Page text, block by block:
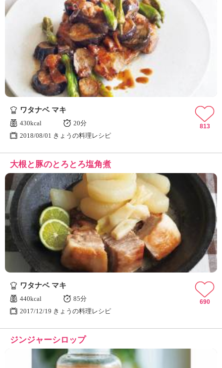
ワタナベ マキ
430kcal
20分
2018/08/01 きょうの料理レシピ
813
大根と豚のとろとろ塩角煮
ワタナベ マキ
440kcal
85分
2017/12/19 きょうの料理レシピ
690
ジンジャーシロップ